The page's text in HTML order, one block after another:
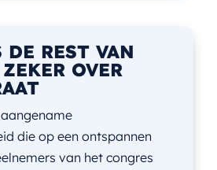
REST VAN
OVER
die op een ontspannen
van het congres